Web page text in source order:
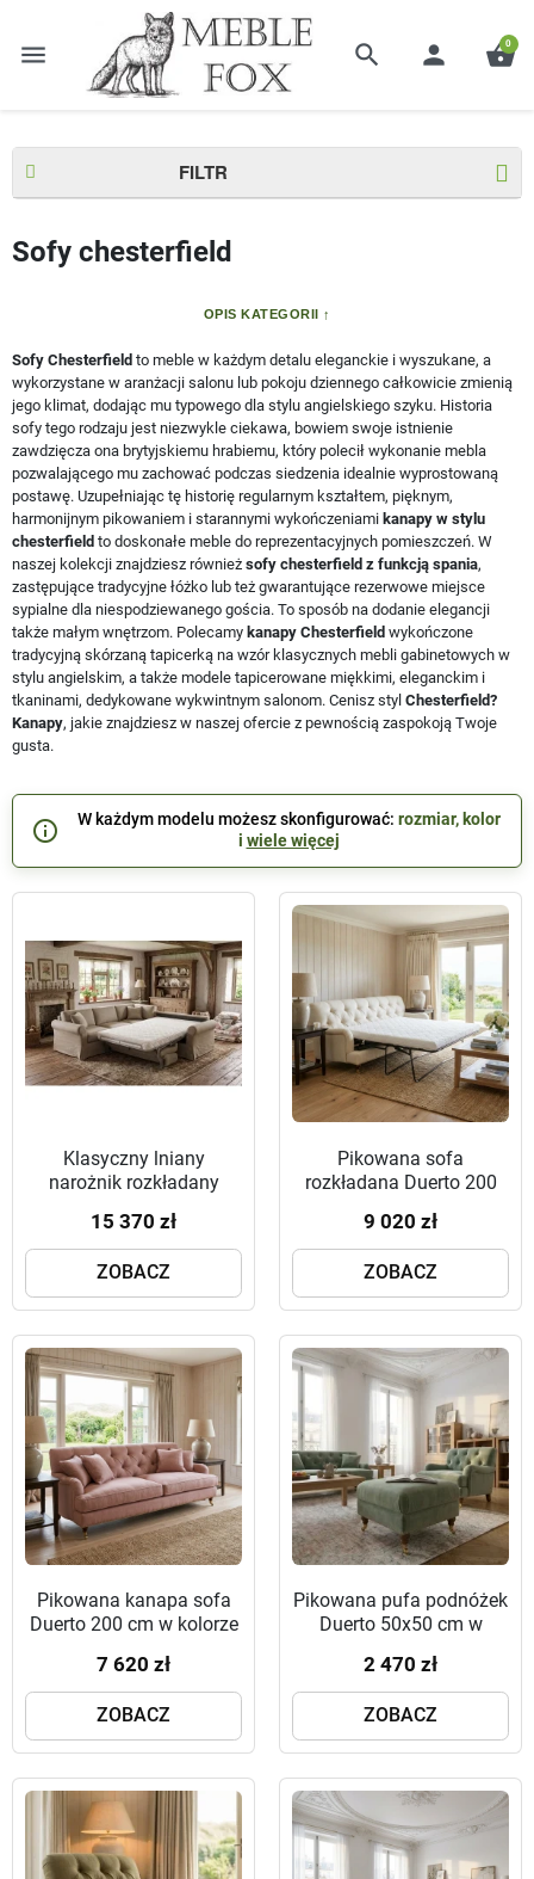
menu search person shopping_basket
0
Strona główna Sofy Sofy chesterfield
FILTR
Sofy chesterfield
OPIS KATEGORII
Sofy Chesterfield to meble w każdym detalu eleganckie i wyszukane, a
wykorzystane w aranżacji salonu lub pokoju dziennego całkowicie zmienią
jego klimat, dodając mu typowego dla stylu angielskiego szyku. Historia
sofy tego rodzaju jest niezwykle ciekawa, bowiem swoje istnienie
zawdzięcza ona brytyjskiemu hrabiemu, który polecił wykonanie mebla
pozwalającego mu zachować podczas siedzenia idealnie wyprostowaną
postawę. Uzupełniając tę historię regularnym kształtem, pięknym,
harmonijnym pikowaniem i starannymi wykończeniami kanapy w stylu
chesterfield to doskonałe meble do reprezentacyjnych pomieszczeń. W
naszej kolekcji znajdziesz również sofy chesterfield z funkcją spania,
zastępujące tradycyjne łóżko lub też gwarantujące rezerwowe miejsce
sypialne dla niespodziewanego gościa. To sposób na dodanie elegancji
także małym wnętrzom. Polecamy kanapy Chesterfield wykończone
tradycyjną skórzaną tapicerką na wzór klasycznych mebli gabinetowych w
stylu angielskim, a także modele tapicerowane miękkimi, eleganckim i
tkaninami, dedykowane wykwintnym salonom. Cenisz styl Chesterfield?
Kanapy, jakie znajdziesz w naszej ofercie z pewnością zaspokoją Twoje
gusta.
info_outline W każdym modelu możesz skonfigurować: rozmiar, kolor
i wiele więcej
Klasyczny lniany
narożnik rozkładany
włoską funkcją spania w
stylu angielskim
15 370 zł
ZOBACZ
Pikowana sofa
rozkładana Duerto 200
stylu angielskim
9 020 zł
ZOBACZ
Pikowana kanapa sofa
Duerto 200 cm w kolorze
toczonych nóżkach
7 620 zł
ZOBACZ
Pikowana pufa podnóżek
Duerto 50x50 cm w
toczonych nóżkach
2 470 zł
ZOBACZ